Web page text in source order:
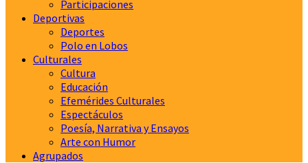
Participaciones
Deportivas
Deportes
Polo en Lobos
Culturales
Cultura
Educación
Efemérides Culturales
Espectáculos
Poesía, Narrativa y Ensayos
Arte con Humor
Agrupados